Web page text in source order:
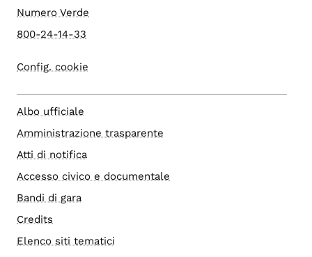
Numero Verde
800-24-14-33
Config. cookie
Albo ufficiale
Amministrazione trasparente
Atti di notifica
Accesso civico e documentale
Bandi di gara
Credits
Elenco siti tematici